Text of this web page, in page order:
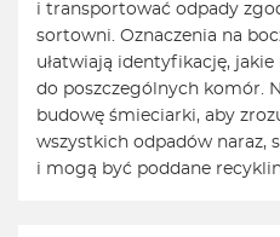
i transportować odpady
sortowni. Oznaczenia na
ułatwiają identyfikację,
do poszczególnych komór.
budowę śmieciarki, aby
wszystkich odpadów naraz,
i mogą być poddane